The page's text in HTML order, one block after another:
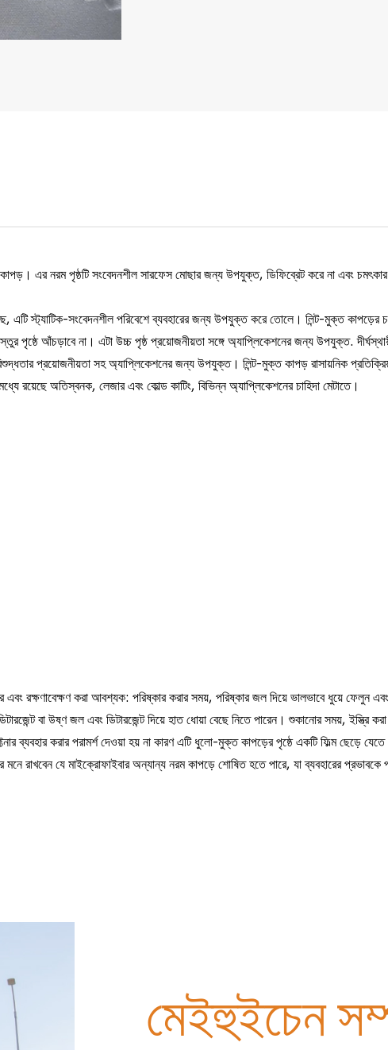
কাপড়। এর নরম পৃষ্ঠটি সংবেদনশীল সারফেস মোছার জন্য উপযুক্ত, ডিফিব্রেট করে না এবং
স্ট্যাটিক-সংবেদনশীল পরিবেশে ব্যবহারের জন্য উপযুক্ত করে তোলে। লিন্ট-মুক্ত কাপড়ের
পৃষ্ঠে আঁচড়াবে না। এটা উচ্চ পৃষ্ঠ প্রয়োজনীয়তা সঙ্গে অ্যাপ্লিকেশনের জন্য উপযুক্ত.
প্রয়োজনীয়তা সহ অ্যাপ্লিকেশনের জন্য উপযুক্ত। লিন্ট-মুক্ত কাপড় রাসায়নিক
রয়েছে অতিস্বনক, লেজার এবং কোল্ড কাটিং, বিভিন্ন অ্যাপ্লিকেশনের চাহিদা মেটাতে।
এবং রক্ষণাবেক্ষণ করা আবশ্যক: পরিষ্কার করার সময়, পরিষ্কার জল দিয়ে ভালভাবে ধুয়ে ফেলুন
বা উষ্ণ জল এবং ডিটারজেন্ট দিয়ে হাত ধোয়া বেছে নিতে পারেন। শুকানোর সময়, ইস্ত্রি
ব্যবহার করার পরামর্শ দেওয়া হয় না কারণ এটি ধুলো-মুক্ত কাপড়ের পৃষ্ঠে একটি ফিল্ম ছেড়ে
যে মাইক্রোফাইবার অন্যান্য নরম কাপড়ে শোষিত হতে পারে, যা ব্যবহারের প্রভাবকে
মেইহুইচেন